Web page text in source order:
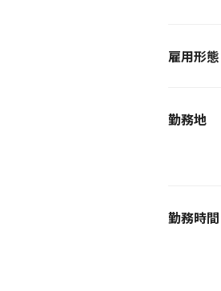
雇用形態
勤務地
勤務時間